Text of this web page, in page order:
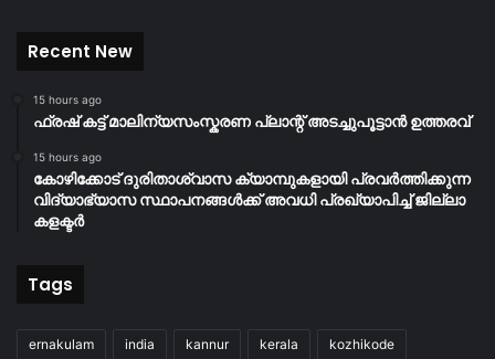
Recent New
15 hours ago
ഫ്രഷ് കട്ട് മാലിന്യസംസ്കരണ പ്ലാന്റ് അടച്ചുപൂട്ടാൻ ഉത്തരവ്
15 hours ago
കോഴിക്കോട് ദുരിതാശ്വാസ ക്യാമ്പുകളായി പ്രവര്‍ത്തിക്കുന്ന
വിദ്യാഭ്യാസ സ്ഥാപനങ്ങള്‍ക്ക് അവധി പ്രഖ്യാപിച്ച് ജില്ലാ
കളക്ടർ
Tags
ernakulam india kannur kerala kozhikode